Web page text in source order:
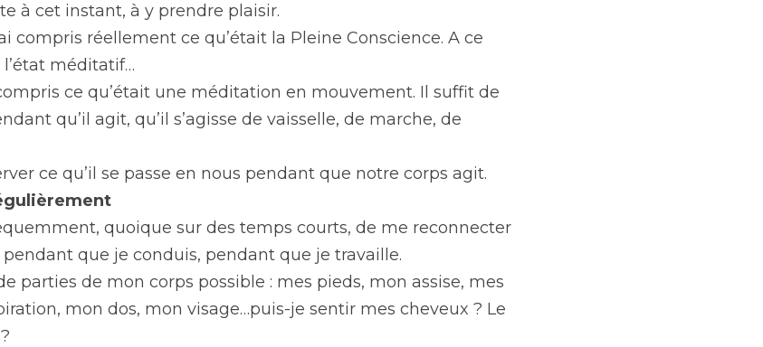
à cet instant, à y prendre plaisir.
compris réellement ce qu’était la Pleine Conscience. A ce
méditatif…
ce qu’était une méditation en mouvement. Il suffit de
qu’il agit, qu’il s’agisse de vaisselle, de marche, de
ce qu’il se passe en nous pendant que notre corps agit.
quoique sur des temps courts, de me reconnecter
pendant que je conduis, pendant que je travaille.
parties de mon corps possible : mes pieds, mon assise, mes
mon dos, mon visage…puis-je sentir mes cheveux ? Le